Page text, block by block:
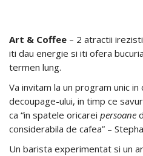
Art & Coffee – 2 atractii
iti dau energie si iti ofera
termen lung.
Va invitam la un program unic
decoupage-ului, in timp ce
ca “in spatele oricarei persoane
considerabila de cafea” –
Un barista experimentat si un